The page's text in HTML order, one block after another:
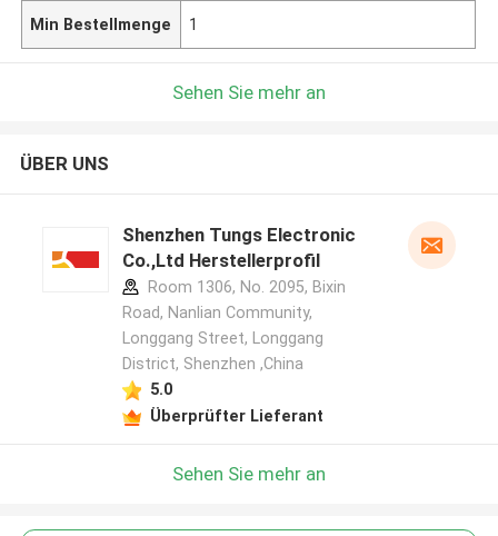
Min Bestellmenge 1
Sehen Sie mehr an
ÜBER UNS
Shenzhen Tungs Electronic
Co.,Ltd Herstellerprofil
Room 1306, No. 2095, Bixin
Road, Nanlian Community,
Longgang Street, Longgang
District, Shenzhen ,China
5.0
Überprüfter Lieferant
Sehen Sie mehr an